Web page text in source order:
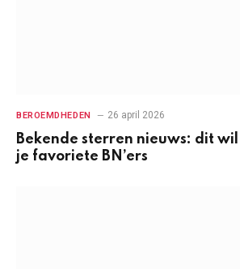
BEROEMDHEDEN 26 april 2026
Bekende sterren nieuws: dit
je favoriete BN’ers